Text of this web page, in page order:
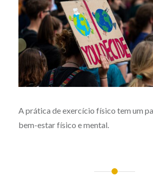
A prática de exercício físico tem um
bem-estar físico e mental.